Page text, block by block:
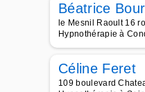
Béatrice
le Mesnil Raoult 16
Hypnothérapie à
Céline Feret
109 boulevard